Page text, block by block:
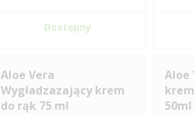
Dostępny
Aloe Vera
Wygładzazający krem
do rąk 75 ml
Aloe
50ml